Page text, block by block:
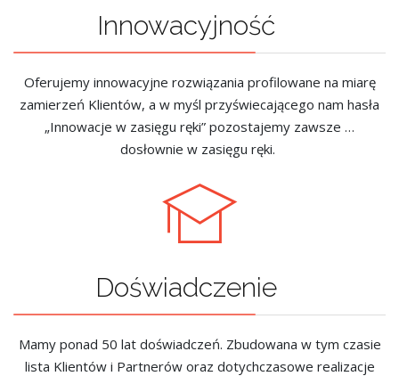
Innowacyjność
Oferujemy innowacyjne rozwiązania profilowane na miarę
zamierzeń Klientów, a w myśl przyświecającego nam hasła
„Innowacje w zasięgu ręki” pozostajemy zawsze …
dosłownie w zasięgu ręki.
Doświadczenie
Mamy ponad 50 lat doświadczeń. Zbudowana w tym czasie
lista Klientów i Partnerów oraz dotychczasowe realizacje